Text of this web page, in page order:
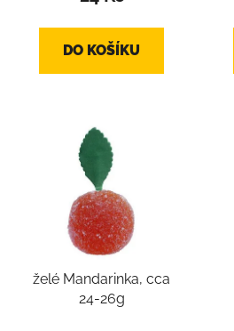
DO KOŠÍKU
želé Mandarinka, cca
24-26g